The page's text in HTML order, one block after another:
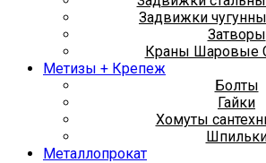
Задвижки
Затворы
Краны Шаровые
Метизы + Крепеж
Болты
Гайки
Хомуты
Металлопрокат